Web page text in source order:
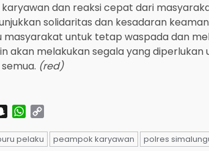
dan reaksi cepat dari
solidaritas dan kesadaran
masyarakat untuk tetap waspada dan
akan melakukan segala yang
(red)
SnapchatWhatsApp
pelaku peampok karyawan polres